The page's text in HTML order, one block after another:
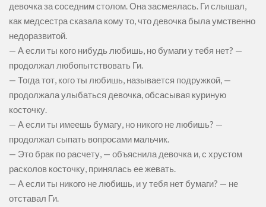
девочка за соседним столом. Она засмеялась. Ги слышал,
как медсестра сказала кому то, что девочка была умственно
недоразвитой.
— А если ты кого нибудь любишь, но бумаги у тебя нет? —
продолжал любопытствовать Ги.
— Тогда тот, кого ты любишь, называется подружкой, —
продолжала улыбаться девочка, обсасывая куриную
косточку.
— А если ты имеешь бумагу, но никого не любишь? —
продолжал сыпать вопросами мальчик.
— Это брак по расчету, — объяснила девочка и, с хрустом
расколов косточку, принялась ее жевать.
— А если ты никого не любишь, и у тебя нет бумаги? — не
отставал Ги.